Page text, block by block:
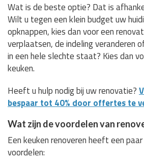
Wat is de beste optie? Dat is
Wilt u tegen een klein budget uw
opknappen, kies dan voor een
verplaatsen, de indeling veranderen
in een hele slechte staat? Kies dan
keuken.
Heeft u hulp nodig bij uw renovatie?
bespaar tot 40% door offertes te
Wat zijn de voordelen van
Een keuken renoveren heeft een
voordelen: